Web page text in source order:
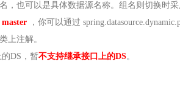
，也可以是具体数据源名称。组名则切换时
，你可以通过
上注解。
DS，暂不支持继承接口上的DS。